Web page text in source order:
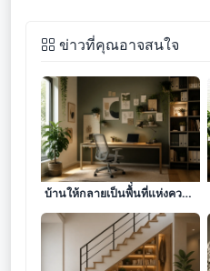
ข่าวที่คุณอาจสนใจ
ศิลปะการเนรมิตมุมทำงานใน
บ้านให้กลายเป็นพื้นที่แห่งความ
คิดสร้างสรรค์ด้วยการจัดการ
ผนัง